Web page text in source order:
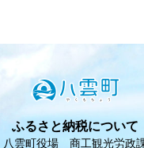
ふるさと納税について
八雲町役場 商工観光労政